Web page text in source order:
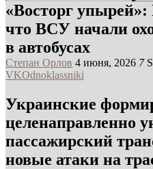
«Восторг упырей»:
что ВСУ начали
в автобусах
Степан Орлов 4 июня, 2026 7
VKOdnoklassniki
Украинские
целенаправленно
пассажирский
новые атаки на